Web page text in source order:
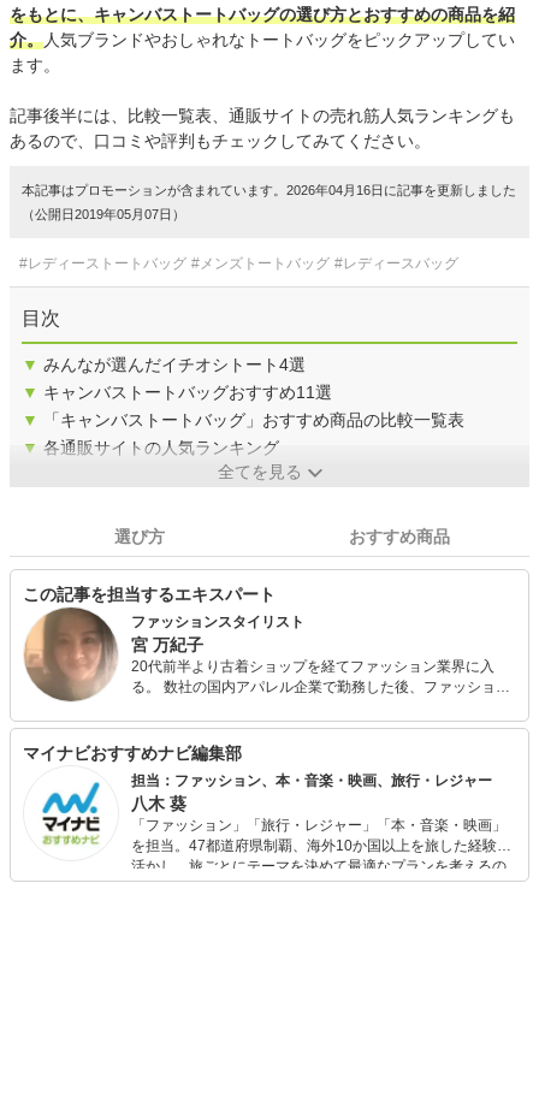
をもとに、キャンバストートバッグの選び方とおすすめの商品を紹
介。人気ブランドやおしゃれなトートバッグをピックアップしてい
ます。
記事後半には、比較一覧表、通販サイトの売れ筋人気ランキングも
あるので、口コミや評判もチェックしてみてください。
本記事はプロモーションが含まれています。2026年04月16日に記事を更新しました
（公開日2019年05月07日）
#レディーストートバッグ #メンズトートバッグ #レディースバッグ
目次
▼ みんなが選んだイチオシトート4選
▼ キャンバストートバッグおすすめ11選
▼
「キャンバストートバッグ」おすすめ商品の比較一覧表
▼ 各通販サイトの人気ランキング
全てを見る
選び方 おすすめ商品
この記事を担当するエキスパート
ファッションスタイリスト
宮 万紀子
20代前半より古着ショップを経てファッション業界に入
る。 数社の国内アパレル企業で勤務した後、ファッション
ングや広告、CMのスタイリングを数多く手掛ける。 現在
は商業ファッションスタイリストと一般の方のコーディネ
ートをするパーソナルスタイリストとを兼務している。
マイナビおすすめナビ編集部
担当：ファッション、本・音楽・映画、旅行・レジャー
八木 葵
「ファッション」「旅行・レジャー」「本・音楽・映画」
を担当。47都道府県制覇、海外10か国以上を旅した経験を
活かし、旅ごとにテーマを決めて最適なプランを考えるの
が得意。また、アパレルショップでの販売経験もあり。誰